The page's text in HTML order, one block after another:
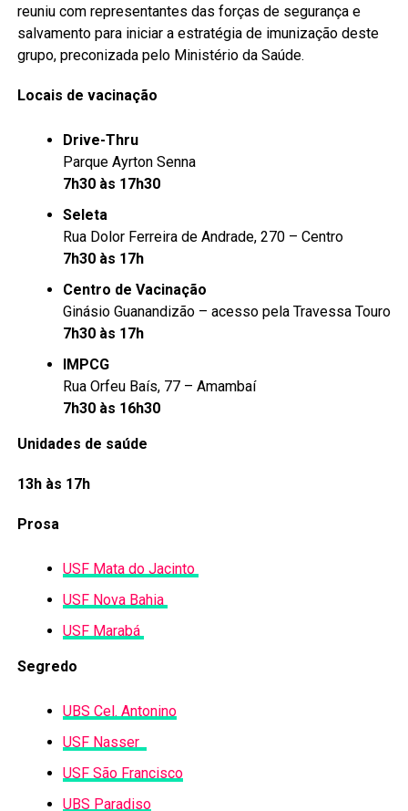
reuniu com representantes das forças de segurança e
salvamento para iniciar a estratégia de imunização deste
grupo, preconizada pelo Ministério da Saúde.
Locais de vacinação
Drive-Thru
Parque Ayrton Senna
7h30 às 17h30
Seleta
Rua Dolor Ferreira de Andrade, 270 – Centro
7h30 às 17h
Centro de Vacinação
Ginásio Guanandizão – acesso pela Travessa Touro
7h30 às 17h
IMPCG
Rua Orfeu Baís, 77 – Amambaí
7h30 às 16h30
Unidades de saúde
13h às 17h
Prosa
USF Mata do Jacinto
USF Nova Bahia
USF Marabá
Segredo
UBS Cel. Antonino
USF Nasser
USF São Francisco
UBS Paradiso